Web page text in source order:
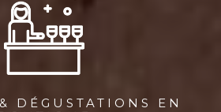
DÉGUSTATIONS EN